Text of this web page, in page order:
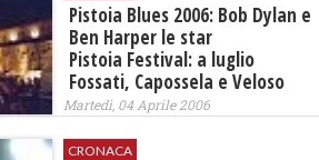
Pistoia Blues 2006: Bob Dylan e
Ben Harper le star
Pistoia Festival: a luglio
Fossati, Capossela e Veloso
Martedì, 04 Aprile 2006
CRONACA